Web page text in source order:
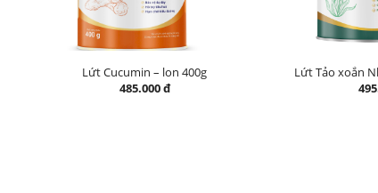
Lứt Cucumin – lon 400g
485.000 đ
Lứt Tảo xoắn